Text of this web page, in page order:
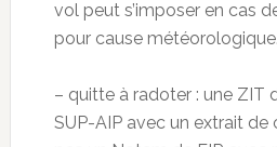
vol peut s’imposer en cas
pour cause météorologique.
– quitte à radoter : une ZIT
SUP-AIP avec un extrait de